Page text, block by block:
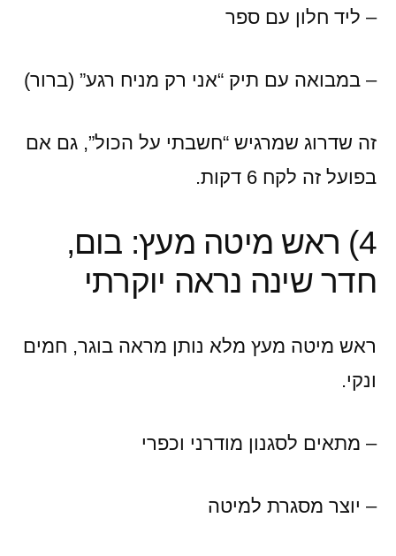
– ליד חלון עם ספר
– במבואה עם תיק “אני רק מניח רגע” (ברור)
זה שדרוג שמרגיש “חשבתי על הכול”, גם אם
בפועל זה לקח 6 דקות.
4) ראש מיטה מעץ: בום,
חדר שינה נראה יוקרתי
ראש מיטה מעץ מלא נותן מראה בוגר, חמים
ונקי.
– מתאים לסגנון מודרני וכפרי
– יוצר מסגרת למיטה